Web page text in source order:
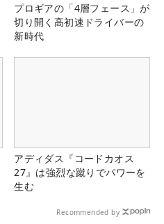
プロギアの「4層フェース」が
切り開く高初速ドライバーの
新時代
アディダス『コードカオス
27』は強烈な蹴りでパワーを
生む
Recommended by